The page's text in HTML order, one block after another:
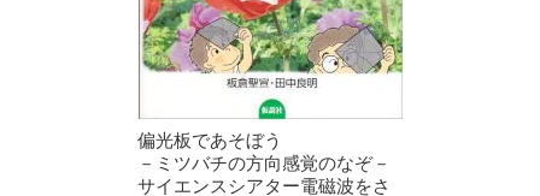
偏光板であそぼう
－ミツバチの方向感覚のなぞ－
サイエンスシアター電磁波をさ